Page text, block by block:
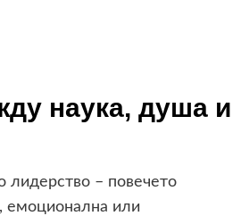
наука, душа и
лидерство – повечето
емоционална или